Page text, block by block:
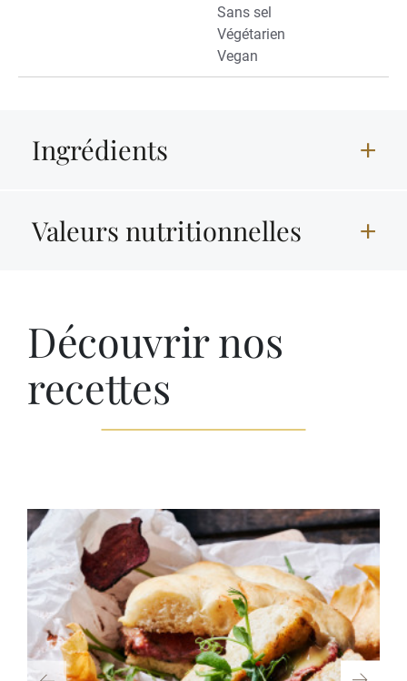
Sans sel
Végétarien
Vegan
Ingrédients
Valeurs nutritionnelles
Découvrir nos
recettes